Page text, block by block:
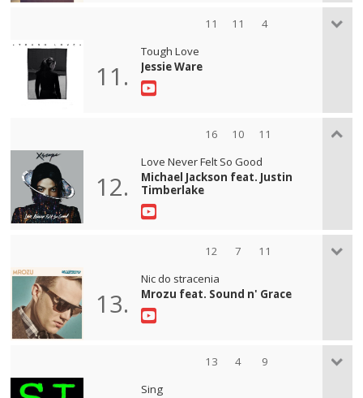
11 11 4
11.
Tough Love
Jessie Ware
16 10 11
12.
Love Never Felt So Good
Michael Jackson feat. Justin
Timberlake
12 7 11
13.
Nic do stracenia
Mrozu feat. Sound n' Grace
13 4 9
Sing